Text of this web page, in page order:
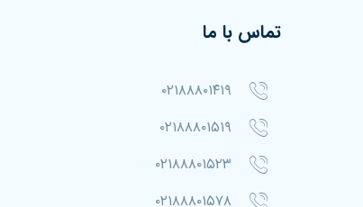
تماس با ما
۰۲۱۸۸۸۰۱۴۱۹
۰۲۱۸۸۸۰۱۵۱۹
۰۲۱۸۸۸۰۱۵۲۳
۰۲۱۸۸۸۰۱۵۷۸